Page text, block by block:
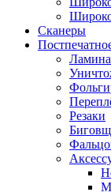
Сканеры
Резаки